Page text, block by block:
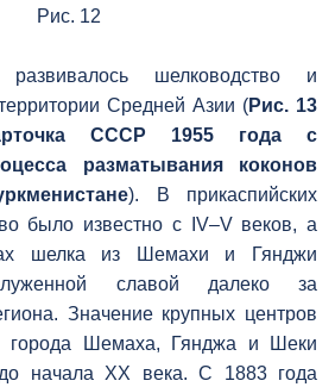
Рис. 12
шелководство и
Средней Азии (Рис. 13
СССР 1955 года с
разматывания коконов
). В прикаспийских
было известно с IV–V веков, а
шелка из Шемахи и Гянджи
славой далеко за
Значение крупных центров
города Шемаха, Гянджа и Шеки
начала XX века. С 1883 года